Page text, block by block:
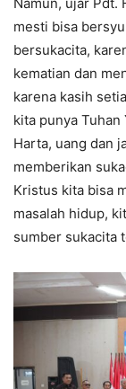
Namun, ujar Pdt.
mesti bisa
bersukacita,
kematian dan
karena kasih
kita punya
Harta, uang dan
memberikan
Kristus kita bisa
masalah hidup,
sumber sukacita